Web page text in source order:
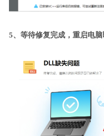
5、等待修复完成，重启电脑